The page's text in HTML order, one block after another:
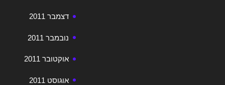
דצמבר 2011
נובמבר 2011
אוקטובר 2011
אוגוסט 2011